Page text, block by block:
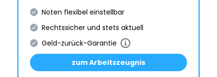
Noten flexibel einstellbar
Rechtssicher und stets aktuell
Geld-zurück-Garantie
zum Arbeitszeugnis